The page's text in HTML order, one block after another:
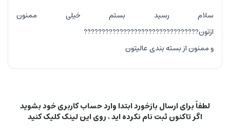
سلام رسید بستم خیلی ممنون
ازتون????????????????????????????????
و ممنون از بسته بندی عالیتون
لطفاً برای ارسال بازخورد ابتدا وارد حساب کاربری خود بشوید
اگر تاکنون ثبت نام نکرده اید ، رویاین لینککلیک کنید